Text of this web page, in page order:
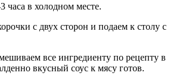
часа в холодном месте.
с двух сторон и подаем к столу с
все ингредиенту по рецепту в
вкусный соус к мясу готов.